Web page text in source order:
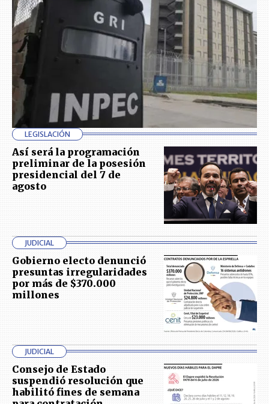
LEGISLACIÓN
Así será la programación
preliminar de la posesión
presidencial del 7 de
agosto
JUDICIAL
Gobierno electo denunció
presuntas irregularidades
por más de $370.000
millones
JUDICIAL
Consejo de Estado
suspendió resolución que
habilitó fines de semana